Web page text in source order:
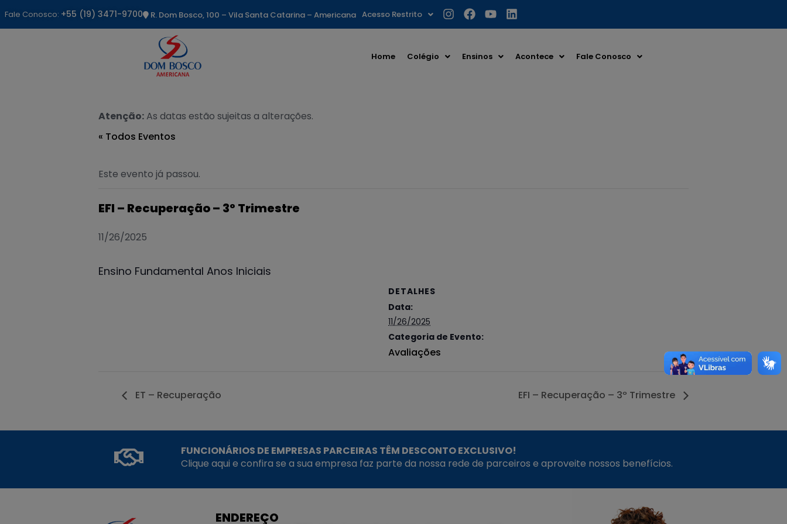
Fale Conosco: +55 (19) 3471-9700 R. Dom Bosco, 100 – Vila Santa Catarina – Americana Acesso Restrito
Home Colégio Ensinos Acontece Fale Conosco
Atenção:As datas estão sujeitas a alterações.
« Todos Eventos
Este evento já passou.
EFI – Recuperação – 3º Trimestre
11/26/2025
Ensino Fundamental Anos Iniciais
DETALHES
Data:
11/26/2025
Categoria de Evento:
Avaliações
ET – Recuperação EFI – Recuperação – 3º Trimestre
FUNCIONÁRIOS DE EMPRESAS PARCEIRAS TÊM DESCONTO EXCLUSIVO!
Clique aqui e confira se a sua empresa faz parte da nossa rede de parceiros e aproveite nossos benefícios.
ENDEREÇO